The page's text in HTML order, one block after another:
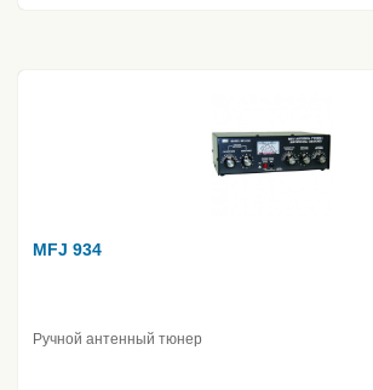
MFJ 934
Ручной антенный тюнер